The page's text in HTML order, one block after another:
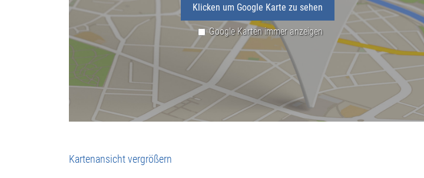
Klicken um Google Karte zu sehen
Google Karten immer anzeigen
Kartenansicht vergrößern